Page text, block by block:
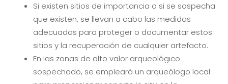
Si existen sitios de importancia o si se sospecha
que existen, se llevan a cabo las medidas
adecuadas para proteger o documentar estos
sitios y la recuperación de cualquier artefacto.
En las zonas de alto valor arqueológico
sospechado, se empleará un arqueólogo local